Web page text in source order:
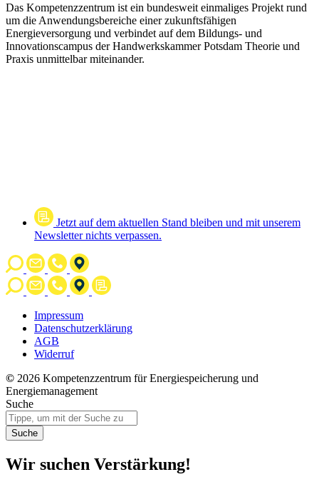
Das Kompetenzzentrum ist ein bundesweit einmaliges Projekt rund
um die Anwendungsbereiche einer zukunftsfähigen
Energieversorgung und verbindet auf dem Bildungs- und
Innovationscampus der Handwerkskammer Potsdam Theorie und
Praxis unmittelbar miteinander.
Jetzt auf dem aktuellen Stand bleiben und mit unserem
Newsletter nichts verpassen.
Impressum
Datenschutzerklärung
AGB
Widerruf
© 2026 Kompetenzzentrum für Energiespeicherung und
Energiemanagement
Suche
Suche
Wir suchen Verstärkung!